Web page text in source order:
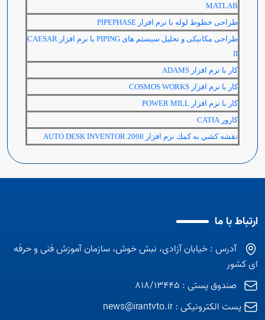
MATLAB
طراحی خطوط لوله با نرم افزار PIPEPHASE
طراحی مکانیکی و تحلیل سیستم های
با نرم افزار CAESAR
II
كار با نرم افزار ADAMS
كار با نرم افزار COSMOS WORKS
كار با نرم افزار POWER MILL
كارورCATIA
نقشه كشي به كمك نرم افزار AUTO DESK INVENTOR 2008
ارتباط با ما
آدرس : خیابان آزادی، نبش خوش، سازمان آموزش فنی و حرفه
ای کشور
صندوق پستی : 818/13445
پست الکترونیکی :news@irantvto.ir